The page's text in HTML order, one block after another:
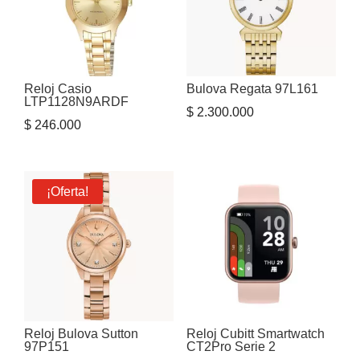
Reloj Casio
LTP1128N9ARDF
$ 246.000
Bulova Regata 97L161
$2.300.000
¡Oferta!
Reloj Bulova Sutton
97P151
Reloj Cubitt Smartwatch
CT2Pro Serie 2